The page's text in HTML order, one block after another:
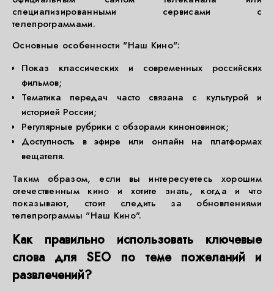
специализированными сервисами с
телепрограммами.
Основные особенности "Наш Кино":
Показ классических и современных российских
фильмов;
Тематика передач часто связана с культурой и
историей России;
Регулярные рубрики с обзорами киноновинок;
Доступность в эфире или онлайн на платформах
вещателя.
Таким образом, если вы интересуетесь хорошим
отечественным кино и хотите знать, когда и что
показывают, стоит следить за обновлениями
телепрограммы "Наш Кино".
Как правильно использовать ключевые
слова для SEO по теме пожеланий и
развлечений?